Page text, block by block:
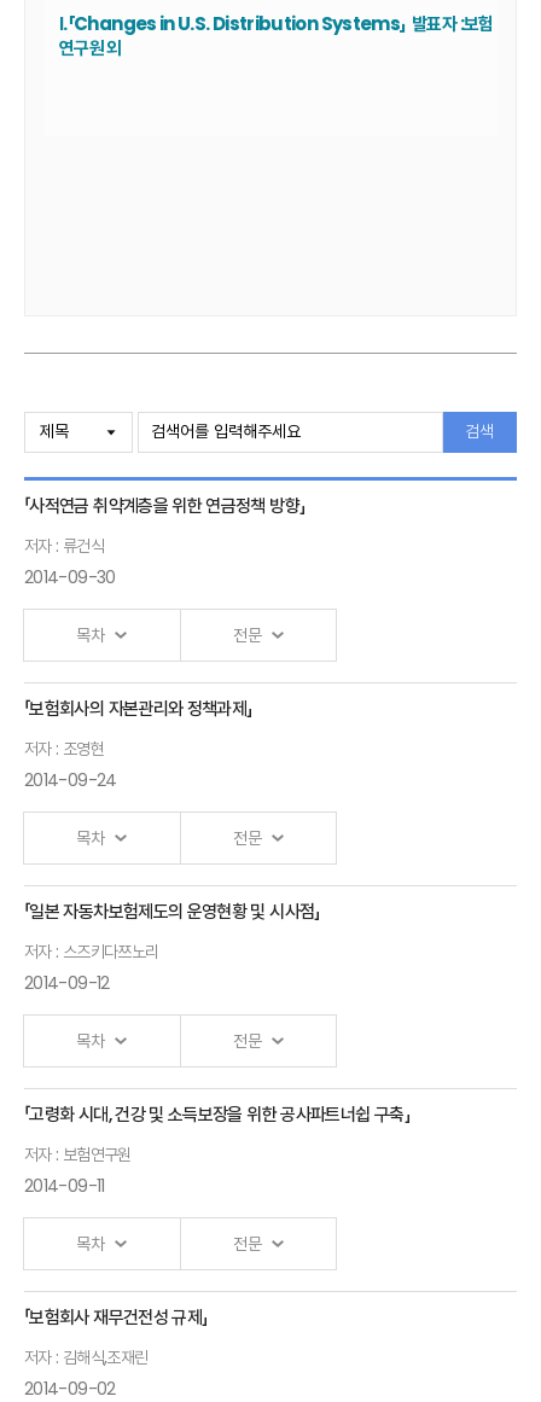
Ⅰ.「Changes in U.S. Distribution Systems」 발표자 :보험
연구원 외
검색
「사적연금 취약계층을 위한 연금정책 방향」
저자 : 류건식
2014-09-30
목차 전문
「보험회사의 자본관리와 정책과제」
저자 : 조영현
2014-09-24
목차 전문
「일본 자동차보험제도의 운영현황 및 시사점」
저자 : 스즈키다쯔노리
2014-09-12
목차 전문
스즈키다쯔노리
「고령화 시대, 건강 및 소득보장을 위한 공사파트너쉽 구축」
저자 : 보험연구원
2014-09-11
목차 전문
보험연구원
「보험회사 재무건전성 규제」
저자 : 김해식,조재린
2014-09-02